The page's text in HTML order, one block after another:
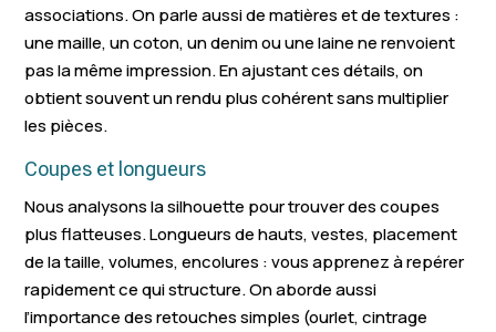
Lampertheim
Mertzwiller
Scherwiller
Soultz-sous-
Forêts
Seltz
Duttlenheim
Weitbruch
Geudertheim
Rhinau
Lipsheim
Hilsenheim
Dorlisheim
La Broque
Oberschaeffolsheim
Dettwiller
Entzheim
associations. On parle aussi de matières et de textures :
une maille, un coton, un denim ou une laine ne renvoient
pas la même impression. En ajustant ces détails, on
obtient souvent un rendu plus cohérent sans multiplier
les pièces.
Coupes et longueurs
Nous analysons la silhouette pour trouver des coupes
plus flatteuses. Longueurs de hauts, vestes, placement
de la taille, volumes, encolures : vous apprenez à repérer
rapidement ce qui structure. On aborde aussi
l’importance des retouches simples (ourlet, cintrage